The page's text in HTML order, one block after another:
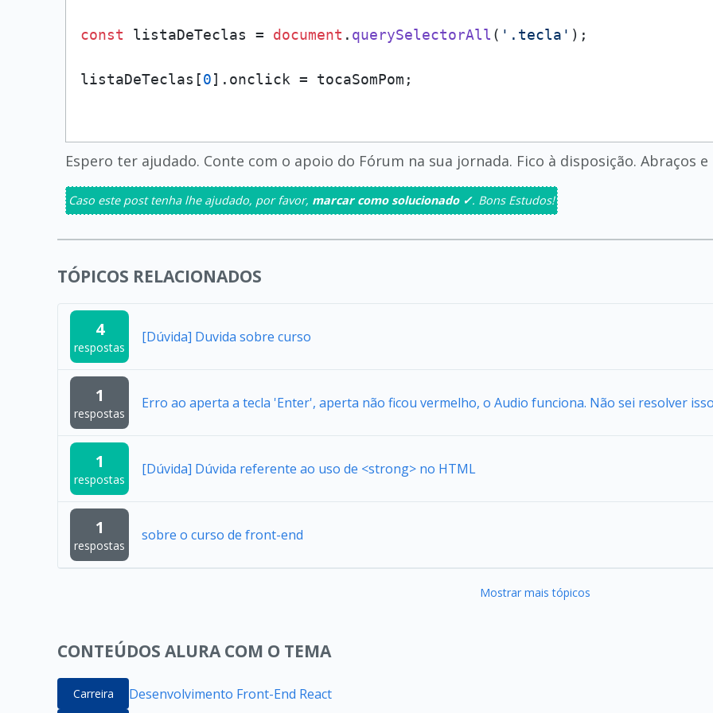
const listaDeTeclas = document . querySelectorAll ( '.tecla' );
listaDeTeclas[0]. onclick
Espero ter ajudado. Conte com o apoio do Fórum na sua jornada. Fico à disposição. Abraços
Caso este post tenha lhe ajudado, por favor, marcar como solucionado ✓. Bons Estudos!
TÓPICOS RELACIONADOS
4
respostas
[Dúvida] Duvida sobre curso
1
respostas
Erro ao aperta a tecla 'Enter', aperta não ficou vermelho, o Audio funciona. Não sei resolver
1
respostas
[Dúvida] Dúvida referente ao uso de <strong> no HTML
1
respostas
sobre o curso de front-end
Mostrar mais tópicos
CONTEÚDOS ALURA COM O TEMA
Carreira Desenvolvimento Front-End React